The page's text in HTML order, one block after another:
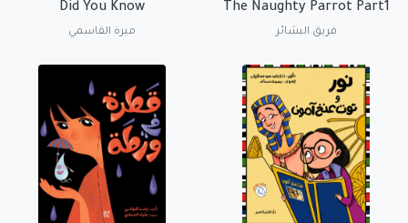
The Naughty Parrot Part1
فريق البشائر
Did You Know
ميرة القاسمي